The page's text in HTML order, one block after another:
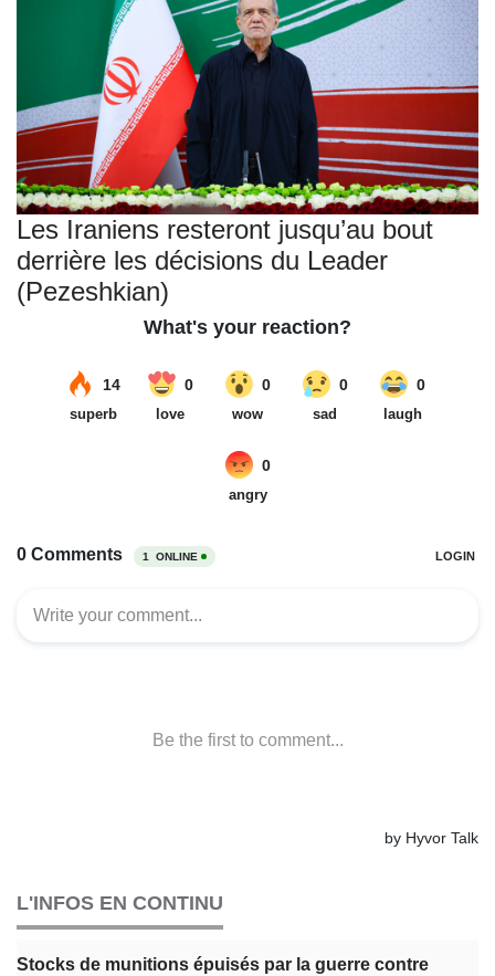
Les Iraniens resteront jusqu’au bout
derrière les décisions du Leader
(Pezeshkian)
L'INFOS EN CONTINU
Stocks de munitions épuisés par la guerre contre